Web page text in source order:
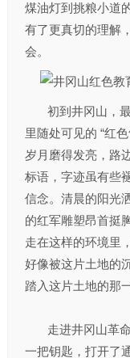
煤油灯到挑粮小道
有了更真切的理解
会。
初到井冈山，最
里随处可见的 “红
岁月磨得发亮，路
标语，字迹虽有些
信念。清晨的阳光
的红军雕塑昂首挺
走在这样的环境里
好像被这片土地的
踏入这片土地的那
走进井冈山革命
一把钥匙，打开了